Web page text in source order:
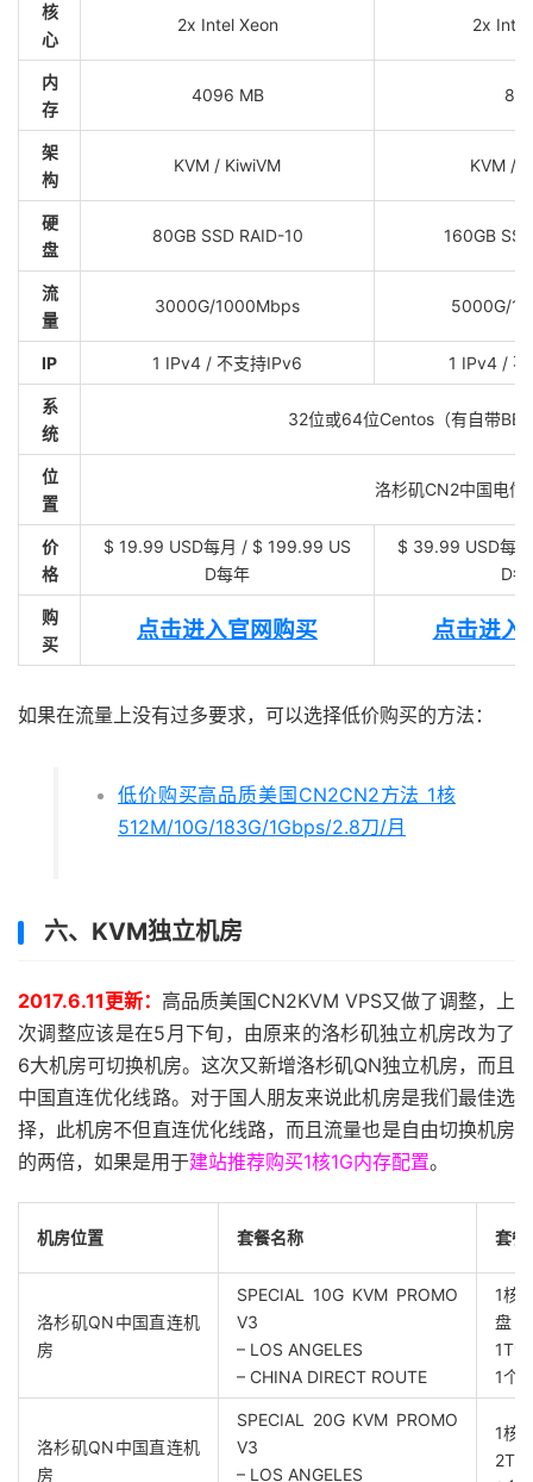
核
心
2x Intel Xeon 2x Intel
内
存
4096 MB 8
架
构
KVM / KiwiVM KVM /
硬
盘
80GB SSD RAID-10 160GB
流
量
3000G/1000Mbps 5000G/
IP 1 IPv4 / 不支持IPv6 1 IPv4 /
系
统
32位或64位Centos（有自带
位
置
洛杉矶CN2中国电信
价
格
$ 19.99 USD每月 / $ 199.99 US
D每年
$ 39.99 USD每
D每
购
买
点击进入官网购买 点击进入
如果在流量上没有过多要求，可以选择低价购买的方法：
低价购买高品质美国CN2CN2方法 1核
512M/10G/183G/1Gbps/2.8刀/月
六、KVM独立机房
2017.6.11更新： 高品质美国CN2KVM VPS又做了调整，上
次调整应该是在5月下旬，由原来的洛杉矶独立机房改为了
6大机房可切换机房。这次又新增洛杉矶QN独立机房，而且
中国直连优化线路。对于国人朋友来说此机房是我们最佳选
择，此机房不但直连优化线路，而且流量也是自由切换机房
的两倍，如果是用于建站推荐购买1核1G内存配置。
机房位置 套餐名称 套餐
洛杉矶QN中国直连机
房
SPECIAL 10G KVM PROMO
V3
– LOS ANGELES
– CHINA DIRECT ROUTE
1核
盘
1T
1个
洛杉矶QN中国直连机
房
SPECIAL 20G KVM PROMO
V3
– LOS ANGELES
1核
2T